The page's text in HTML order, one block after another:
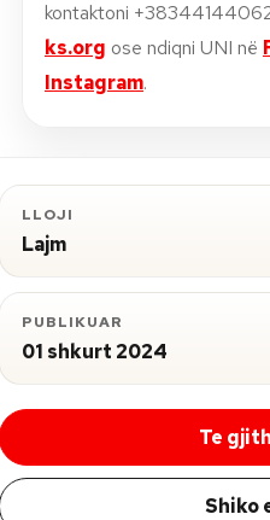
kontaktoni
ks.org ose ndiqni UNI në
Instagram.
LLOJI
Lajm
PUBLIKUAR
01 shkurt 2024
Te
Shiko